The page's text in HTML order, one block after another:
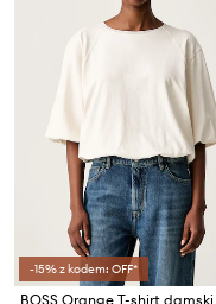
-15% z kodem: OFF*